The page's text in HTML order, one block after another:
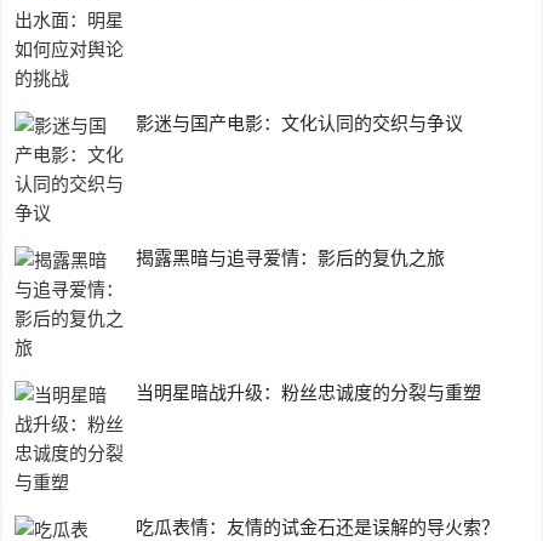
影迷与国产电影：文化认同的交织与争议
揭露黑暗与追寻爱情：影后的复仇之旅
当明星暗战升级：粉丝忠诚度的分裂与重塑
吃瓜表情：友情的试金石还是误解的导火索？